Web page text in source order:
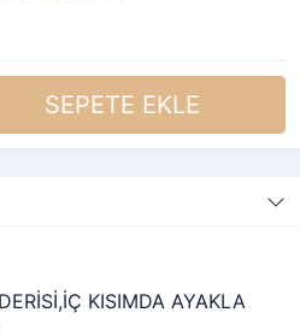
KISIMDA AYAKLA